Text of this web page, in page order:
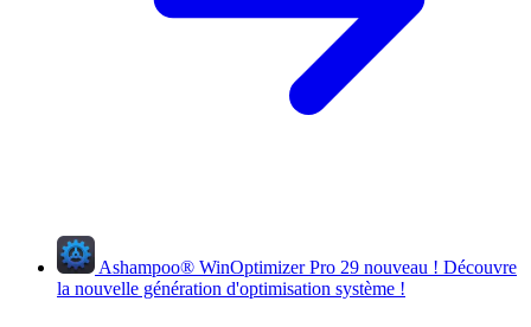
Ashampoo® WinOptimizer Pro 29 nouveau ! Découvre
la nouvelle génération d'optimisation système !